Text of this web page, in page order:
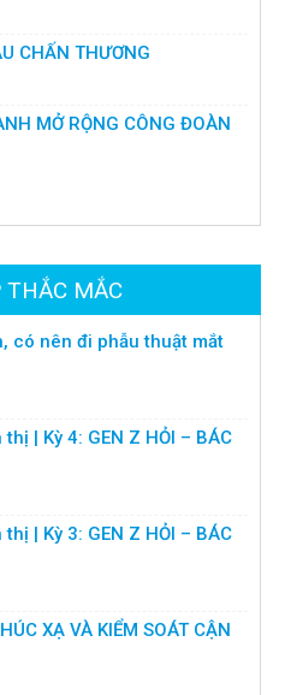
CHẤN THƯƠNG
MỞ RỘNG CÔNG ĐOÀN
THẮC MẮC
có nên đi phẫu thuật mắt
| Kỳ 4: GEN Z HỎI – BÁC
| Kỳ 3: GEN Z HỎI – BÁC
XẠ VÀ KIỂM SOÁT CẬN